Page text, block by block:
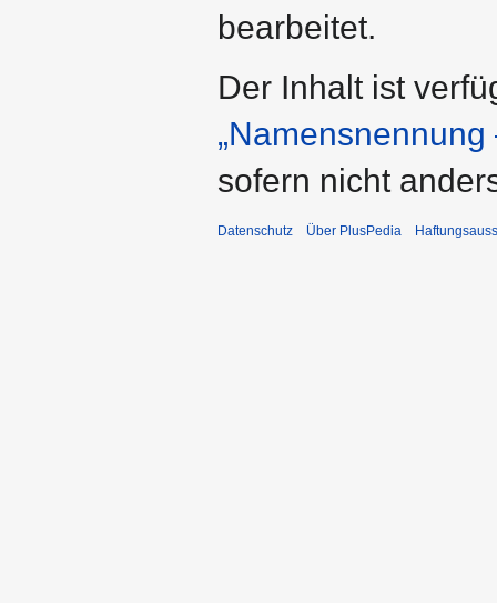
bearbeitet.
Der Inhalt ist
sofern nicht
Datenschutz Über PlusPedia